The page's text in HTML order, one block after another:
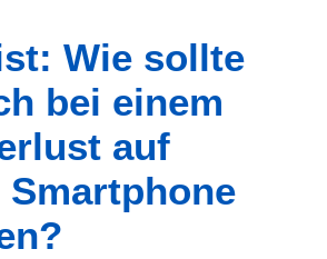
Wie sollte
bei einem
auf
Smartphone